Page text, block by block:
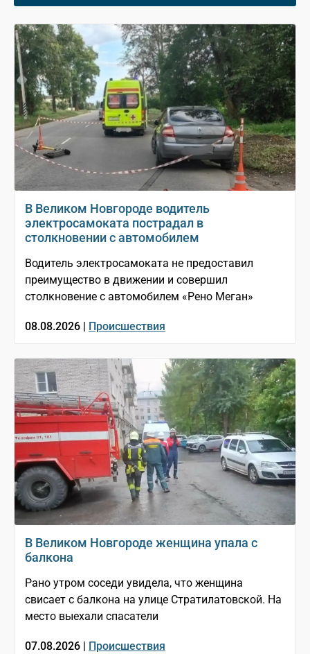
В Великом Новгороде водитель
электросамоката пострадал в
столкновении с автомобилем
Водитель электросамоката не предоставил
преимущество в движении и совершил
столкновение с автомобилем «Рено Меган»
08.08.2026 | Происшествия
В Великом Новгороде женщина упала с
балкона
Рано утром соседи увидела, что женщина
свисает с балкона на улице Стратилатовской. На
место выехали спасатели
07.08.2026 | Происшествия